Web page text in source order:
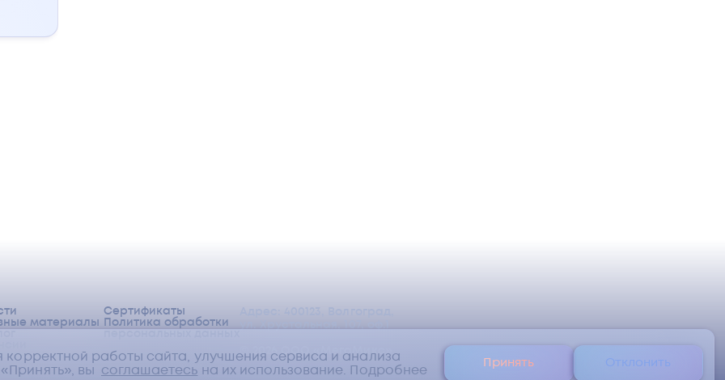
материалы
Сертификаты
Политика обработки
работы сайта, улучшения сервиса и анализа
вы
соглашаетесь на их использование. Подробнее
Принять Отклонить